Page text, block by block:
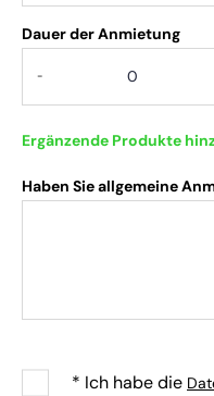
Dauer der Anmietung
-
Ergänzende Produkte
Haben Sie allgemeine
* Ich habe die